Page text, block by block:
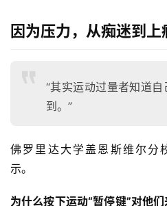
因为压力，从痴迷到上
“其实运动过量者知道
到。”
佛罗里达大学盖恩斯维尔分
示。
为什么按下运动“暂停键”对他